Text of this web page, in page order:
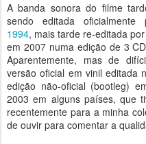
A banda sonora do filme
sendo editada
1994, mais tarde re-editada
em 2007 numa edição de 3
Aparentemente, mas de
versão oficial em vinil editada
edição não-oficial (bootleg)
2003 em alguns países, que
recentemente para a minha
de ouvir para comentar a